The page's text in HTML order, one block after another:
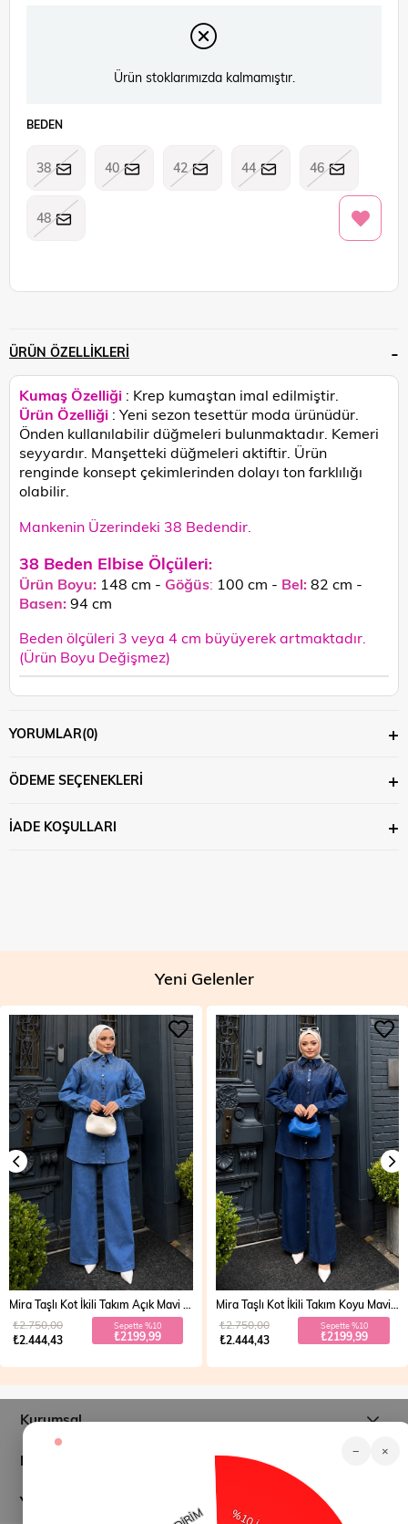
Ürün stoklarımızda kalmamıştır.
BEDEN
38 40 42 44 46
48
ÜRÜN ÖZELLIKLERI
Kumaş Özelliği : Krep kumaştan imal edilmiştir.
Ürün Özelliği : Yeni sezon tesettür moda ürünüdür.
Önden kullanılabilir düğmeleri bulunmaktadır. Kemeri
seyyardır. Manşetteki düğmeleri aktiftir. Ürün
renginde konsept çekimlerinden dolayı ton farklılığı
olabilir.
Mankenin Üzerindeki 38 Bedendir.
38 Beden Elbise Ölçüleri:
Ürün Boyu: 148 cm - Göğüs: 100 cm - Bel:82 cm -
Basen:94 cm
Beden ölçüleri 3 veya 4 cm büyüyerek artmaktadır.
(Ürün Boyu Değişmez)
YORUMLAR(0)
ÖDEME SEÇENEKLERI
İADE KOŞULLARI
Yeni Gelenler
₺2.444,43
₺2.750,00 Sepette %10
₺2199,99
Mira Taşlı Kot İkili Takım Koyu Mavi 19286
₺2.444,43
₺2.750,00 Sepette %10
₺2199,99
Kurumsal
Müşteri İlişkileri
Yardım
− ×